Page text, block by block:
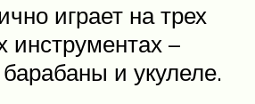
играет на трех
инструментах –
и укулеле.